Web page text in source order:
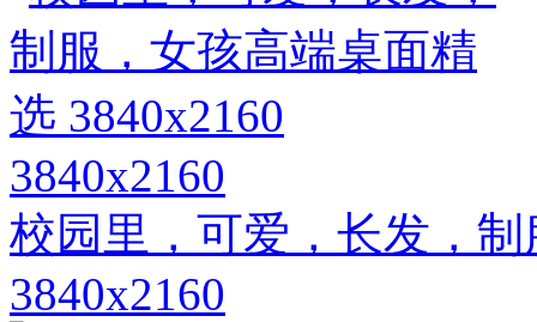
3840x2160
校园里，可爱，长发，
3840x2160